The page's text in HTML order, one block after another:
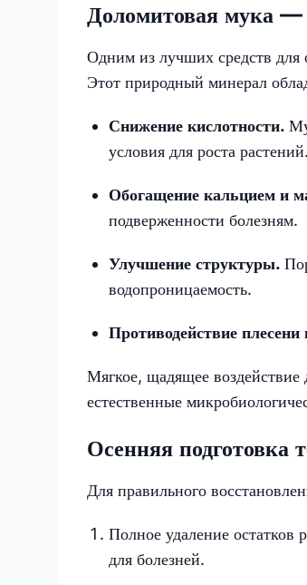
Доломитовая мука —
Одним из лучших средств для
Этот природный минерал
Снижение кислотности.
условия для роста растений.
Обогащение кальцием и
подверженности болезням.
Улучшение структуры.
водопроницаемость.
Противодействие
Мягкое, щадящее
естественные
Осенняя подготовка
Для правильного
Полное удаление
для болезней.